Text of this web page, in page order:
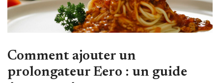
Comment ajouter un
prolongateur Eero : un guide